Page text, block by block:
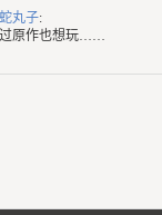
丸子:
原作也想玩……